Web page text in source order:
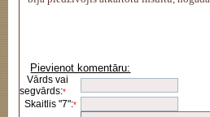
Pievienot komentāru:
Vārds vai
segvārds:*
Skaitlis "7":*